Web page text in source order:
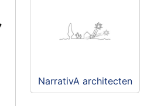
NarrativA architecten